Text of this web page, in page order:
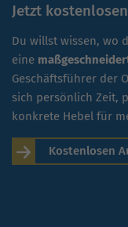
Jetzt
Du willst wissen, wo
eine
Geschäftsführer der
sich persönlich Zeit,
konkrete Hebel für
Kostenlosen